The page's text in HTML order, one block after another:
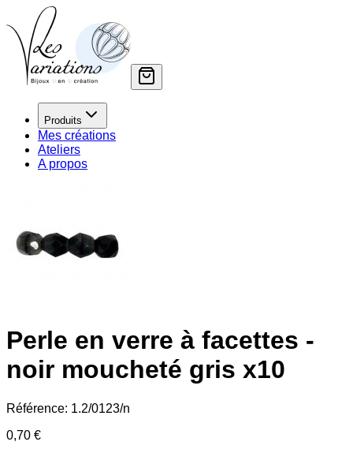
Produits
Mes créations
Ateliers
A propos
Perle en verre à facettes -
noir moucheté gris x10
Référence: 1.2/0123/n
0,70 €